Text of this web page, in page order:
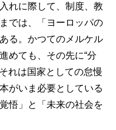
れに際して、制度、教
では、「ヨーロッパの
る。かつてのメルケル
めても、その先に“分
れは国家としての怠慢
がいま必要としている
悟」と「未来の社会を